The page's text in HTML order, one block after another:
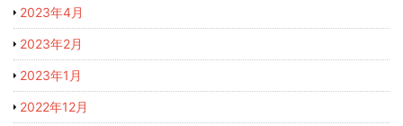
2023年4月
2023年2月
2023年1月
2022年12月